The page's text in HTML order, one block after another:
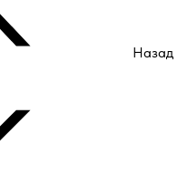
Назад